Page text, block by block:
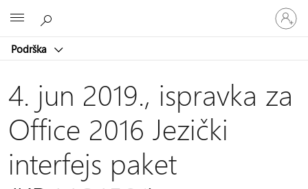
Podrška
Prijavite
se
na
4. jun 2019., ispravka za
Office 2016 Jezički
interfejs paket